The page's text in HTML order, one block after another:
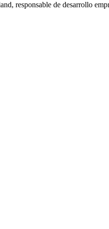
responsable de desarrollo